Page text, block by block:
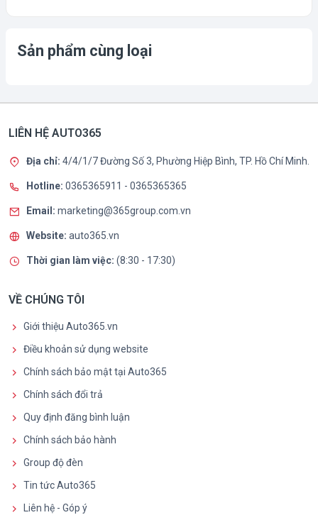
Sản phẩm cùng loại
LIÊN HỆ AUTO365
Địa chỉ: 4/4/1/7 Đường Số 3, Phường Hiệp Bình, TP. Hồ Chí Minh.
Hotline: 0365365911 - 0365365365
Email: marketing@365group.com.vn
Website: auto365.vn
Thời gian làm việc: (8:30 - 17:30)
VỀ CHÚNG TÔI
Giới thiệu Auto365.vn
Điều khoản sử dụng website
Chính sách bảo mật tại Auto365
Chính sách đổi trả
Quy định đăng bình luận
Chính sách bảo hành
Group độ đèn
Tin tức Auto365
Liên hệ - Góp ý